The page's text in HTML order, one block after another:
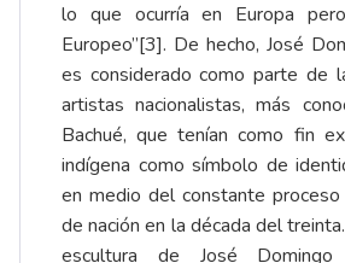
lo que ocurría en Europa
Europeo”[3]. De hecho, José
es considerado como parte de
artistas nacionalistas, más
Bachué, que tenían como fin
indígena como símbolo de
en medio del constante proceso
de nación en la década del
escultura de José Domingo